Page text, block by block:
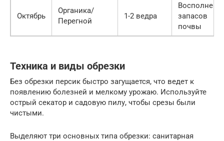
Октябрь
Органика/
Перегной
1-2 ведра
запасов
почвы
Техника и виды обрезки
Без обрезки персик быстро загущается, что ведет к
появлению болезней и мелкому урожаю. Используйте
острый секатор и садовую пилу, чтобы срезы были
чистыми.
Выделяют три основных типа обрезки: санитарная